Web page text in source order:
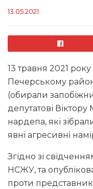
13.05.2021
13 травня 2021
Печерському
(обирали
депутатові
нардепа, які
явні агресивні
Згідно зі
НСЖУ, та
проти